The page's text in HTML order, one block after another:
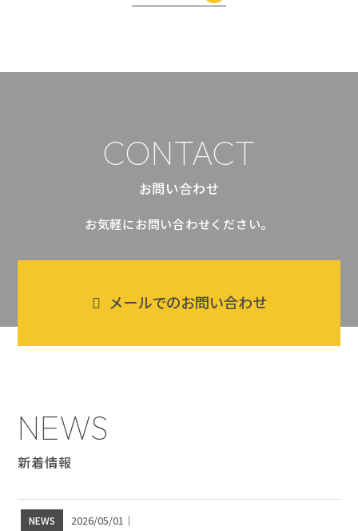
CONTACT
お問い合わせ
お気軽にお問い合わせください。
メールでのお問い合わせ
NEWS
新着情報
NEWS 2026/05/01 ｜